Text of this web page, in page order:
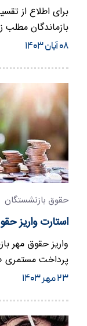
برای اطلاع از
بازماندگان مطلب
۰۸ آبان ۱۴۰۳
حقوق بازنشستگان
استارت واریز
واریز حقوق مهر
پرداخت مستمری
است.
۲۳ مهر ۱۴۰۳